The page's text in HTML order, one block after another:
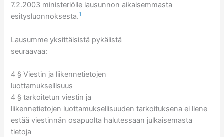
7.2.2003 ministeriölle lausunnon aikaisemmasta
esitysluonnoksesta.1
Lausumme yksittäisistä pykälistä
seuraavaa:
4 § Viestin ja liikennetietojen
luottamuksellisuus
4 § tarkoitetun viestin ja
liikennetietojen luottamuksellisuuden tarkoituksena ei liene
estää viestinnän osapuolta halutessaan julkaisemasta
tietoja